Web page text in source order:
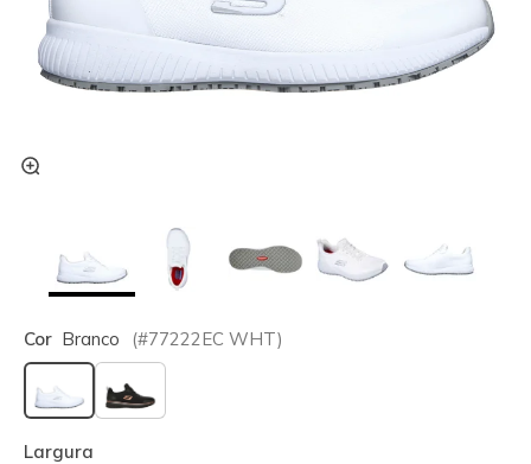
Cor Branco (#77222EC WHT)
selecionado
Largura